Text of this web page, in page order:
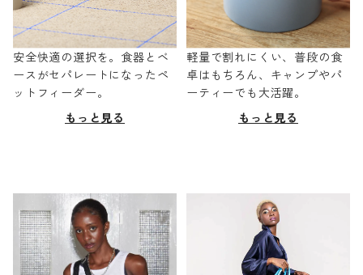
安全快適の選択を。食器とベ
ースがセパレートになったペ
ットフィーダー。
もっと見る
軽量で割れにくい、普段の食
卓はもちろん、キャンプやパ
ーティーでも大活躍。
もっと見る